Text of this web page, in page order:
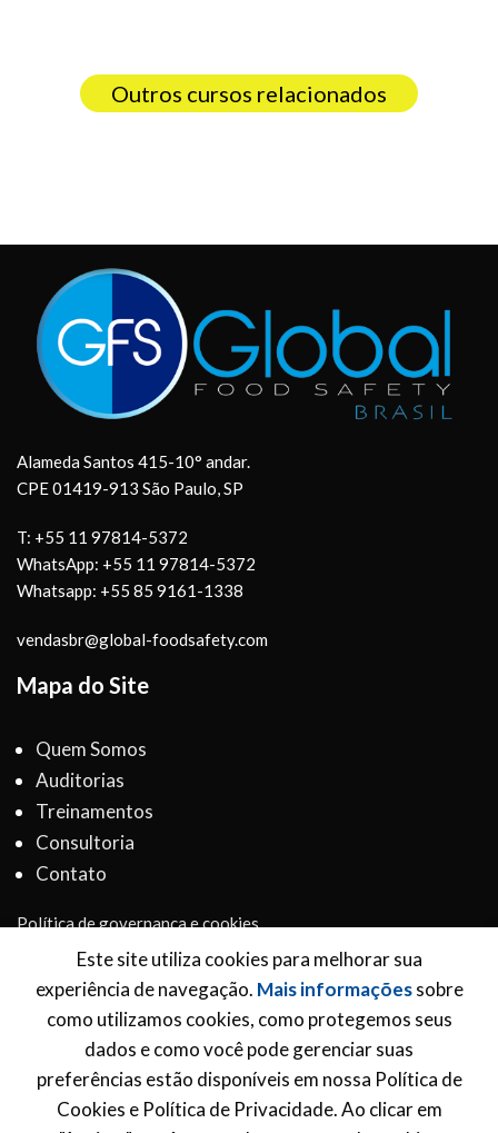
Outros cursos relacionados
Alameda Santos 415-10° andar.
CPE 01419-913 São Paulo, SP
T: +55 11 97814-5372
WhatsApp: +55 11 97814-5372
Whatsapp: +55 85 9161-1338
vendasbr@global-foodsafety.com
Mapa do Site
Quem Somos
Auditorias
Treinamentos
Consultoria
Contato
Política de governança e cookies
Termos e Condições
Inscreva-se para receber novidades
Email Address*
Este site utiliza cookies para melhorar sua
experiência de navegação. Mais informaçõessobre
como utilizamos cookies, como protegemos seus
dados e como você pode gerenciar suas
preferências estão disponíveis em nossa Política de
Cookies e Política de Privacidade. Ao clicar em